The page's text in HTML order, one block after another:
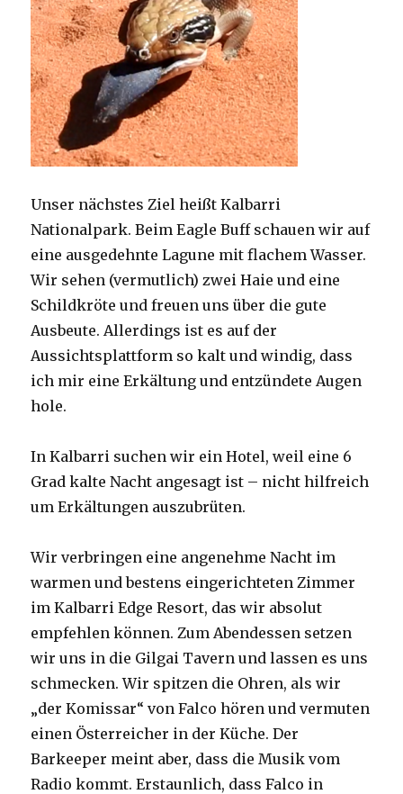
Unser nächstes Ziel heißt Kalbarri
Nationalpark. Beim Eagle Buff schauen wir auf
eine ausgedehnte Lagune mit flachem Wasser.
Wir sehen (vermutlich) zwei Haie und eine
Schildkröte und freuen uns über die gute
Ausbeute. Allerdings ist es auf der
Aussichtsplattform so kalt und windig, dass
ich mir eine Erkältung und entzündete Augen
hole.
In Kalbarri suchen wir ein Hotel, weil eine 6
Grad kalte Nacht angesagt ist – nicht hilfreich
um Erkältungen auszubrüten.
Wir verbringen eine angenehme Nacht im
warmen und bestens eingerichteten Zimmer
im Kalbarri Edge Resort, das wir absolut
empfehlen können. Zum Abendessen setzen
wir uns in die Gilgai Tavern und lassen es uns
schmecken. Wir spitzen die Ohren, als wir
„der Komissar“ von Falco hören und vermuten
einen Österreicher in der Küche. Der
Barkeeper meint aber, dass die Musik vom
Radio kommt. Erstaunlich, dass Falco in